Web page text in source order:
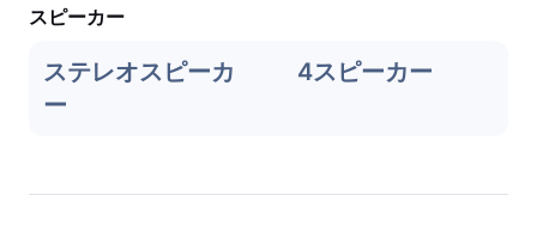
スピーカー
ステレオスピーカ
ー
4スピーカー